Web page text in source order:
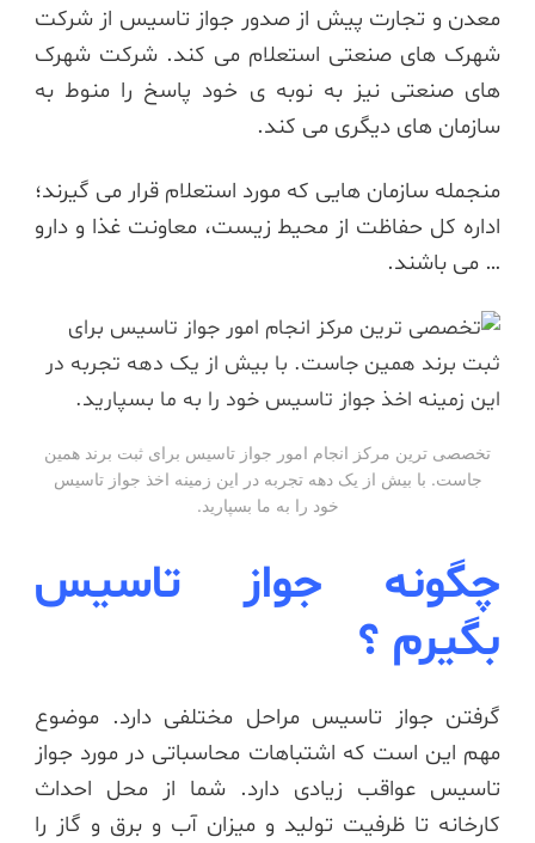
معدن و تجارت پیش از صدور جواز تاسیس از شرکت
شهرک های صنعتی استعلام می کند. شرکت شهرک
های صنعتی نیز به نوبه ی خود پاسخ را منوط به
سازمان های دیگری می کند.
منجمله سازمان هایی که مورد استعلام قرار می گیرند؛
اداره کل حفاظت از محیط زیست، معاونت غذا و دارو
… می باشند.
تخصصی ترین مرکز انجام امور جواز تاسیس برای ثبت برند همین
جاست. با بیش از یک دهه تجربه در این زمینه اخذ جواز تاسیس
خود را به ما بسپارید.
چگونه جواز تاسیس
بگیرم ؟
گرفتن جواز تاسیس مراحل مختلفی دارد. موضوع
مهم این است که اشتباهات محاسباتی در مورد جواز
تاسیس عواقب زیادی دارد. شما از محل احداث
کارخانه تا ظرفیت تولید و میزان آب و برق و گاز را